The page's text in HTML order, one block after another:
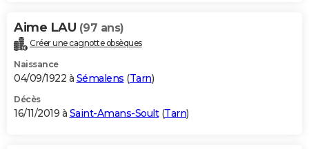
Aime LAU (97 ans)
Créer une cagnotte obsèques
Naissance
04/09/1922 à Sémalens (Tarn)
Décès
16/11/2019 à Saint-Amans-Soult(Tarn)